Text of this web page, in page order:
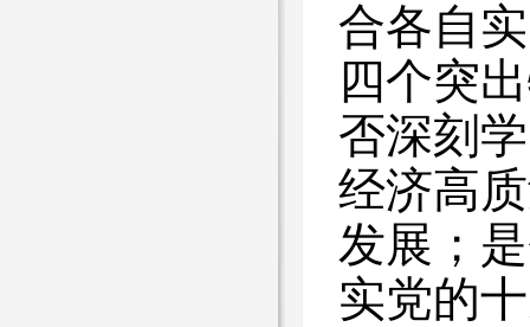
合各自
四个突
否深刻
经济高
发展；
实党的